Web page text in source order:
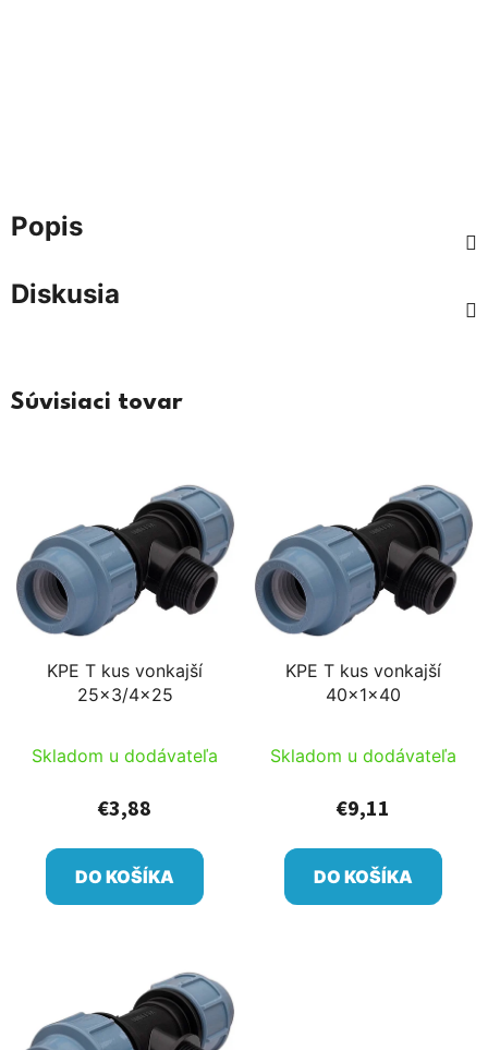
Popis
Diskusia
Súvisiaci tovar
KPE T kus vonkajší
25x3/4x25
Skladom u dodávateľa
€3,88
DO KOŠÍKA
KPE T kus vonkajší
40x1x40
Skladom u dodávateľa
€9,11
DO KOŠÍKA